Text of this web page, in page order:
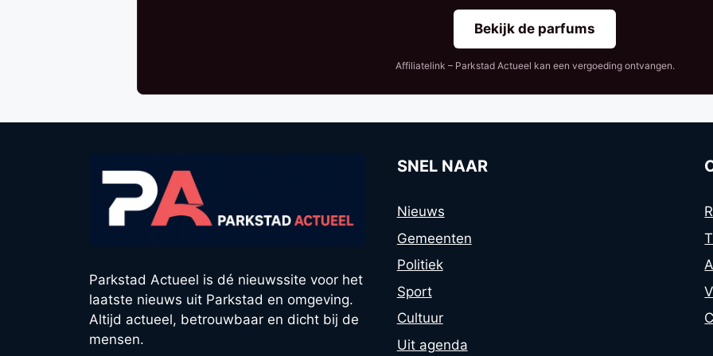
Bekijk de parfums
Affiliatelink – Parkstad Actueel kan een vergoeding ontvangen.
Parkstad Actueel is dé nieuwssite voor het
laatste nieuws uit Parkstad en omgeving.
Altijd actueel, betrouwbaar en dicht bij de
mensen.
SNEL NAAR
Nieuws
Gemeenten
Politiek
Sport
Cultuur
Uit agenda